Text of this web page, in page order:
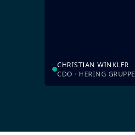
CHRISTIAN WINKLER
CDO · HERING GRUPPE